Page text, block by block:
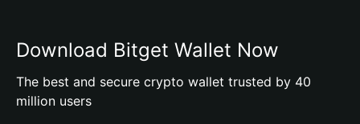
Download Bitget Wallet Now
The best and secure crypto wallet trusted by 40
million users